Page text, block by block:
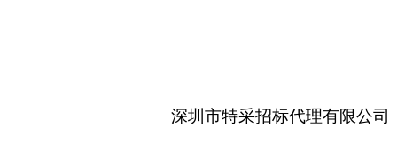
深圳市特采招标代理有限公司